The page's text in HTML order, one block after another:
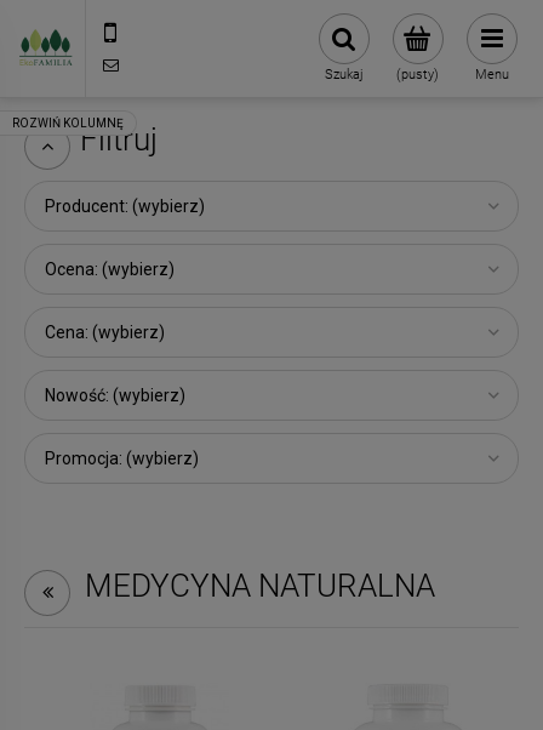
(pusty)
Szukaj Menu
Filtruj
Producent: (wybierz)
Ocena: (wybierz)
Cena: (wybierz)
Nowość: (wybierz)
Promocja: (wybierz)
MEDYCYNA NATURALNA